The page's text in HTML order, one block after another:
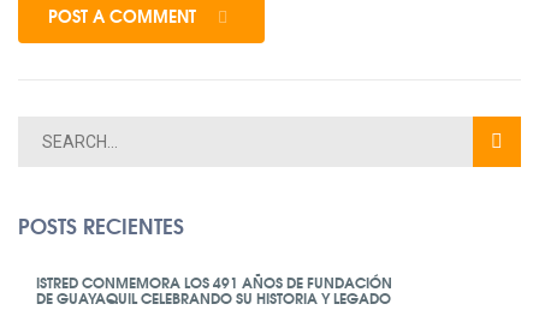
POST A COMMENT
POSTS RECIENTES
ISTRED CONMEMORA LOS 491 AÑOS DE FUNDACIÓN
DE GUAYAQUIL CELEBRANDO SU HISTORIA Y LEGADO